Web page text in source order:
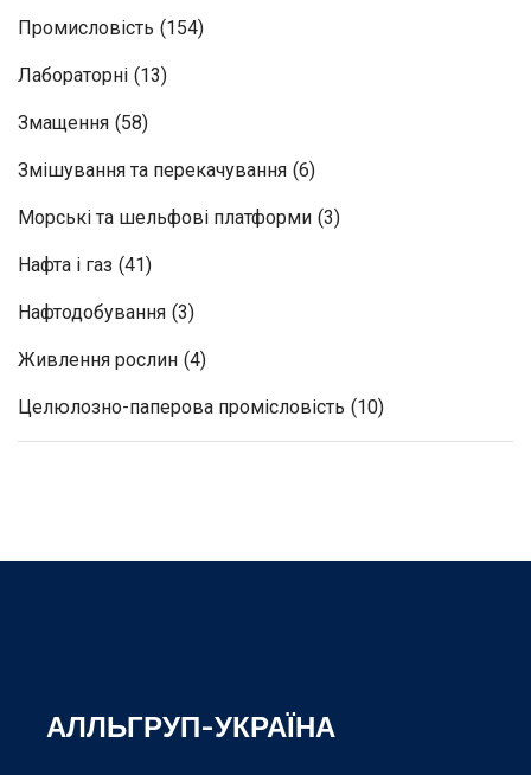
Промисловість (154)
Лабораторні (13)
Змащення (58)
Змішування та перекачування (6)
Морські та шельфові платформи (3)
Нафта і газ (41)
Нафтодобування (3)
Живлення рослин (4)
Целюлозно-паперова промісловість (10)
АЛЛЬГРУП-УКРАЇНА